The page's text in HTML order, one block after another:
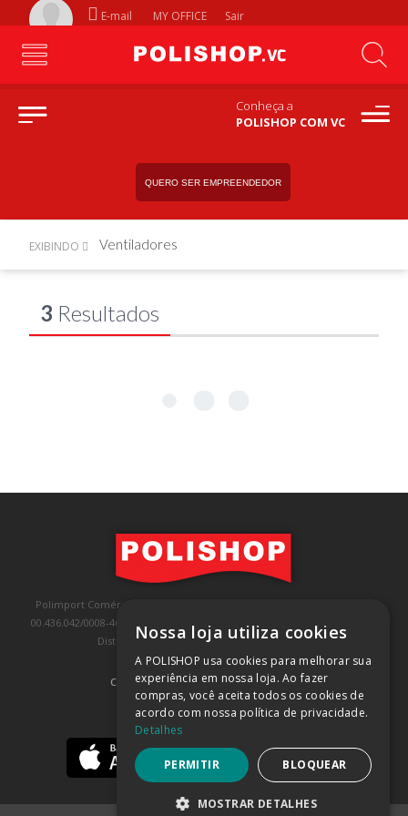
E-mail MY OFFICE Sair
Conheça a
POLISHOP COM VC
QUERO SER EMPREENDEDOR
EXIBINDO Ventiladores
3 Resultados
Polimport Comércio e Exportação LTDA, inscrita no CNPJ/MF sob o nº
00.436.042/0008-46, IE 407.458.707.103, com sede na Rua Kanebo, nº 175,
Distrito Industrial, Jundiaí/SP, CEP: 13213-090
COMPRA 100% SEGURA (SAIBA MAIS)
BAIXE NOSSO APP
Nossa loja utiliza cookies
A POLISHOP usa cookies para melhorar sua
experiência em nossa loja. Ao fazer
compras, você aceita todos os cookies de
acordo com nossa política de privacidade.
Detalhes
PERMITIR BLOQUEAR
MOSTRAR DETALHES